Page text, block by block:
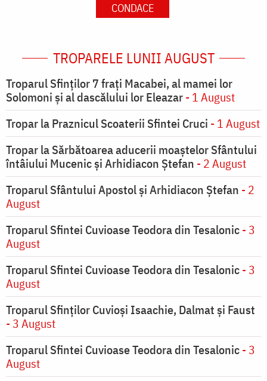
CONDACE
TROPARELE LUNII AUGUST
Troparul Sfinţilor 7 fraţi Macabei, al mamei lor
Solomoni şi al dascălului lor Eleazar- 1 August
Tropar la Praznicul Scoaterii Sfintei Cruci - 1 August
Tropar la Sărbătoarea aducerii moaştelor Sfântului
întâiului Mucenic şi Arhidiacon Ştefan - 2 August
Troparul Sfântului Apostol și Arhidiacon Ștefan - 2
August
Troparul Sfintei Cuvioase Teodora din Tesalonic- 3
August
Troparul Sfintei Cuvioase Teodora din Tesalonic- 3
August
Troparul Sfinţilor Cuvioşi Isaachie, Dalmat şi Faust
- 3 August
Troparul Sfintei Cuvioase Teodora din Tesalonic- 3
August